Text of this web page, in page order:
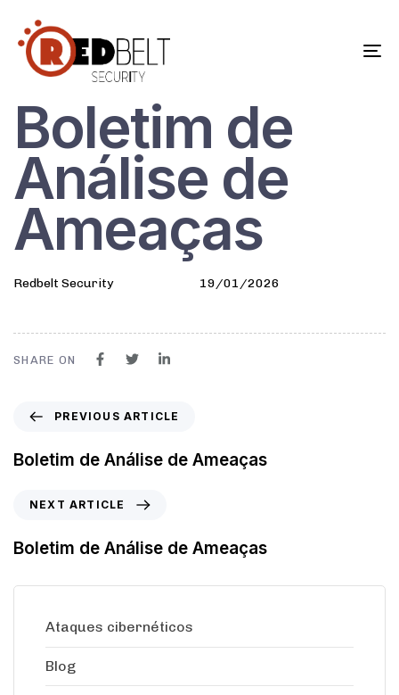
Boletim de
Análise de
Ameaças
Author
Redbelt Security
Published
on:
19/01/2026
Published
in:
SHARE ON
PREVIOUS ARTICLE
Boletim de Análise de Ameaças
NEXT ARTICLE
Boletim de Análise de Ameaças
Ataques cibernéticos
Blog